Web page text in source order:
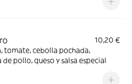
10,20 €
tomate, cebolla pochada,
de pollo, queso y salsa especial